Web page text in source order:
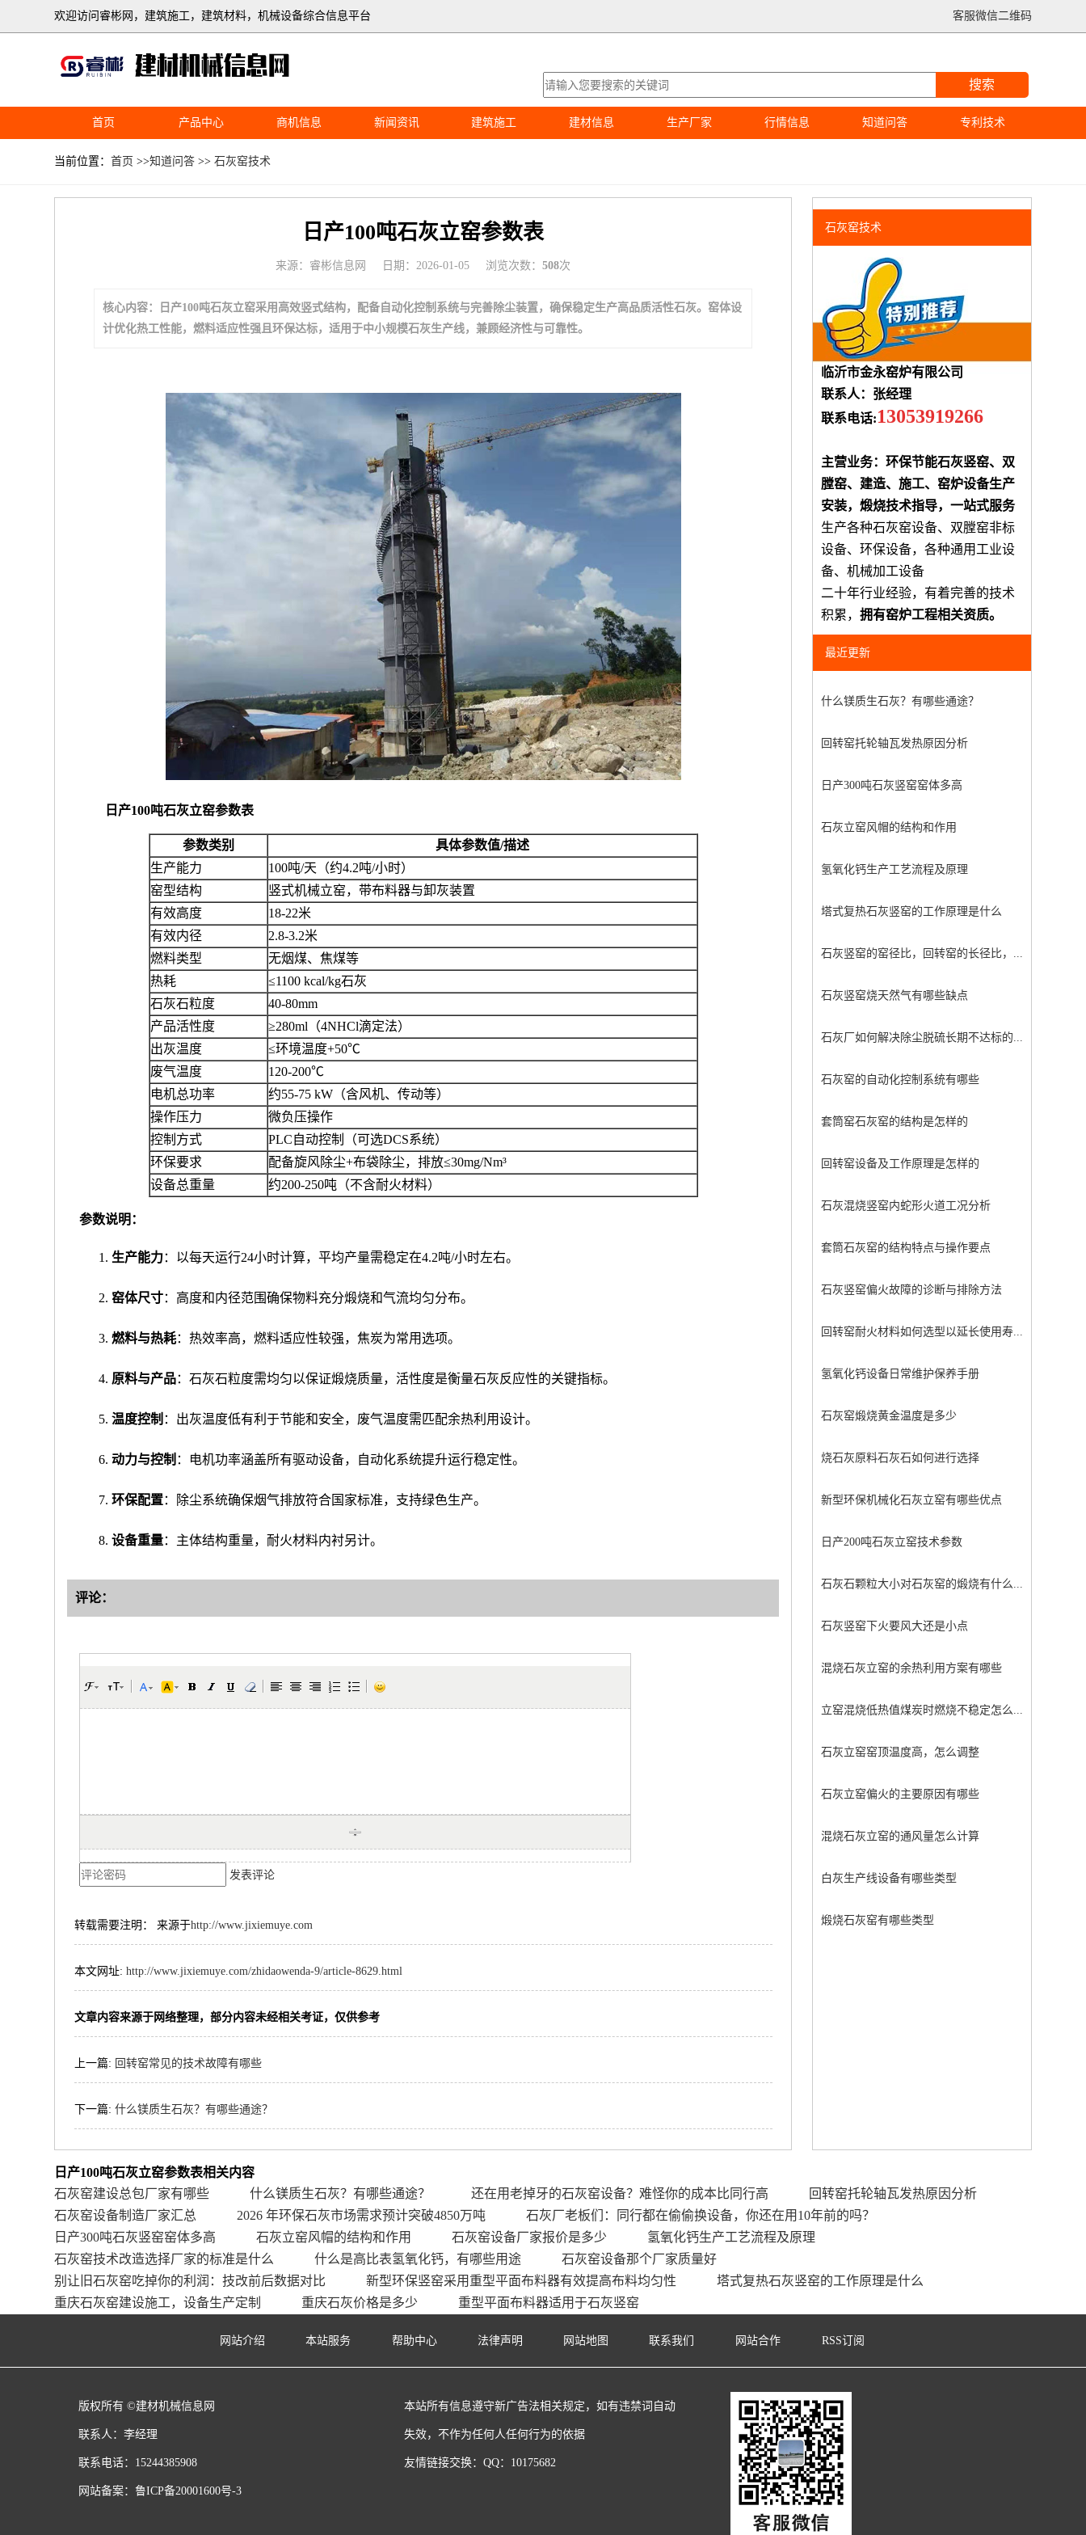
客服微信二维码
欢迎访问睿彬网，建筑施工，建筑材料，机械设备综合信息平台
搜索
首页 产品中心 商机信息 新闻资讯 建筑施工 建材信息 生产厂家 行情信息 知道问答 专利技术
当前位置：首页 >>知道问答 >>石灰窑技术
日产100吨石灰立窑参数表
来源：睿彬信息网 日期：2026-01-05 浏览次数：508次
核心内容：日产100吨石灰立窑采用高效竖式结构，配备自动化控制系统与完善除尘装置，确保稳定生产高品质活性石灰。窑体设
计优化热工性能，燃料适应性强且环保达标，适用于中小规模石灰生产线，兼顾经济性与可靠性。
日产100吨石灰立窑参数表
参数类别
具体参数值/描述
生产能力
100吨/天（约4.2吨/小时）
窑型结构
竖式机械立窑，带布料器与卸灰装置
有效高度
18-22米
有效内径
2.8-3.2米
燃料类型
无烟煤、焦煤等
热耗
≤1100 kcal/kg石灰
石灰石粒度
40-80mm
产品活性度
≥280ml（4NHCl滴定法）
出灰温度
≤环境温度+50℃
废气温度
120-200℃
电机总功率
约55-75 kW（含风机、传动等）
操作压力
微负压操作
控制方式
PLC自动控制（可选DCS系统）
环保要求
配备旋风除尘+布袋除尘，排放≤30mg/Nm³
设备总重量
约200-250吨（不含耐火材料）
参数说明：
生产能力：以每天运行24小时计算，平均产量需稳定在4.2吨/小时左右。
窑体尺寸：高度和内径范围确保物料充分煅烧和气流均匀分布。
燃料与热耗：热效率高，燃料适应性较强，焦炭为常用选项。
原料与产品：石灰石粒度需均匀以保证煅烧质量，活性度是衡量石灰反应性的关键指标。
温度控制 ：出灰温度低有利于节能和安全，废气温度需匹配余热利用设计。
动力与控制 ：电机功率涵盖所有驱动设备，自动化系统提升运行稳定性。
环保配置：除尘系统确保烟气排放符合国家标准，支持绿色生产。
设备重量：主体结构重量，耐火材料内衬另计。
评论：
发表评论
转载需要注明： 来源于http://www.jixiemuye.com
本文网址:http://www.jixiemuye.com/zhidaowenda-9/article-8629.html
文章内容来源于网络整理，部分内容未经相关考证，仅供参考
上一篇: 回转窑常见的技术故障有哪些
下一篇:什么镁质生石灰？有哪些通途？
石灰窑技术
临沂市金永窑炉有限公司
联系人：张经理
联系电话:13053919266
主营业务：环保节能石灰竖窑、双
膛窑、建造、施工、窑炉设备生产
安装，煅烧技术指导，一站式服务
生产各种石灰窑设备、双膛窑非标
设备、环保设备，各种通用工业设
备、机械加工设备
二十年行业经验，有着完善的技术
积累， 拥有窑炉工程相关资质。
最近更新
什么镁质生石灰？有哪些通途？
回转窑托轮轴瓦发热原因分析
日产300吨石灰竖窑窑体多高
石灰立窑风帽的结构和作用
氢氧化钙生产工艺流程及原理
塔式复热石灰竖窑的工作原理是什么
石灰竖窑的窑径比，回转窑的长径比，...
石灰竖窑烧天然气有哪些缺点
石灰厂如何解决除尘脱硫长期不达标的...
石灰窑的自动化控制系统有哪些
套筒窑石灰窑的结构是怎样的
回转窑设备及工作原理是怎样的
石灰混烧竖窑内蛇形火道工况分析
套筒石灰窑的结构特点与操作要点
石灰竖窑偏火故障的诊断与排除方法
回转窑耐火材料如何选型以延长使用寿...
氢氧化钙设备日常维护保养手册
石灰窑煅烧黄金温度是多少
烧石灰原料石灰石如何进行选择
新型环保机械化石灰立窑有哪些优点
日产200吨石灰立窑技术参数
石灰石颗粒大小对石灰窑的煅烧有什么...
石灰竖窑下火要风大还是小点
混烧石灰立窑的余热利用方案有哪些
立窑混烧低热值煤炭时燃烧不稳定怎么...
石灰立窑窑顶温度高，怎么调整
石灰立窑偏火的主要原因有哪些
混烧石灰立窑的通风量怎么计算
白灰生产线设备有哪些类型
煅烧石灰窑有哪些类型
日产100吨石灰立窑参数表相关内容
石灰窑建设总包厂家有哪些
什么镁质生石灰？有哪些通途？ 还在用老掉牙的石灰窑设备？难怪你的成本比同行高
回转窑托轮轴瓦发热原因分析
石灰窑设备制造厂家汇总
2026 年环保石灰市场需求预计突破4850万吨
石灰厂老板们：同行都在偷偷换设备，你还在用10年前的吗？
日产300吨石灰竖窑窑体多高
石灰立窑风帽的结构和作用 石灰窑设备厂家报价是多少
氢氧化钙生产工艺流程及原理
石灰窑技术改造选择厂家的标准是什么
什么是高比表氢氧化钙，有哪些用途
石灰窑设备那个厂家质量好
别让旧石灰窑吃掉你的利润：技改前后数据对比
新型环保竖窑采用重型平面布料器有效提高布料均匀性
塔式复热石灰竖窑的工作原理是什么
重庆石灰窑建设施工，设备生产定制
重庆石灰价格是多少 重型平面布料器适用于石灰竖窑
网站介绍 本站服务 帮助中心 法律声明 网站地图 联系我们 网站合作 RSS订阅
版权所有 ©建材机械信息网
联系人：李经理
联系电话：15244385908
网站备案：鲁ICP备20001600号-3
本站所有信息遵守新广告法相关规定，如有违禁词自动
失效，不作为任何人任何行为的依据
友情链接交换：QQ：10175682